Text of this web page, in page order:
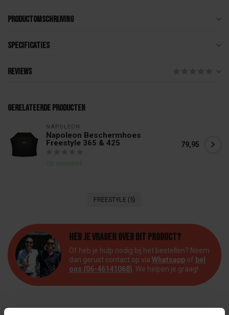
Productomschrijving
Specificaties
Reviews
Gerelateerde producten
NAPOLEON
Napoleon Beschermhoes
Freestyle 365 & 425
Op voorraad
79,95
FREESTYLE (5)
Heb je vragen over dit product?
Of heb je hulp nodig bij het bestellen? Neem
dan gerust contact op via Whatsapp of bel
ons (06-46141068) . We helpen je graag!